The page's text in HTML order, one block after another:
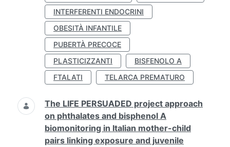
INTERFERENTI ENDOCRINI
OBESITÀ INFANTILE
PUBERTÀ PRECOCE
PLASTICIZZANTI
BISFENOLO A
FTALATI
TELARCA PREMATURO
The LIFE PERSUADED project approach
on phthalates and bisphenol A
biomonitoring in Italian mother-child
pairs linking exposure and juvenile